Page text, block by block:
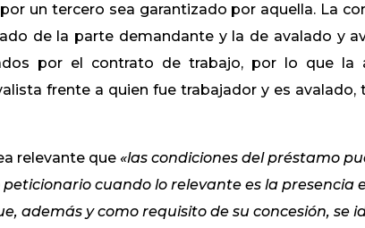
un tercero sea garantizado por aquella. La
de la parte demandante y la de avalado y
por el contrato de trabajo, por lo que la
frente a quien fue trabajador y es avalado,
relevante que «las condiciones del préstamo
cuando lo relevante es la presencia
además y como requisito de su concesión, se